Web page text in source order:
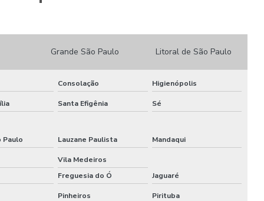
Montadora de estandes sp
Montadora de stands para feiras
Montadora de stands sp
Montadoras de stands para eventos
Grande São Paulo Litoral de São Paulo
Consolação Higienópolis
Santa Efigênia Sé
Paulo Lauzane Paulista Mandaqui
Vila Medeiros
Freguesia do Ó Jaguaré
Pinheiros Pirituba